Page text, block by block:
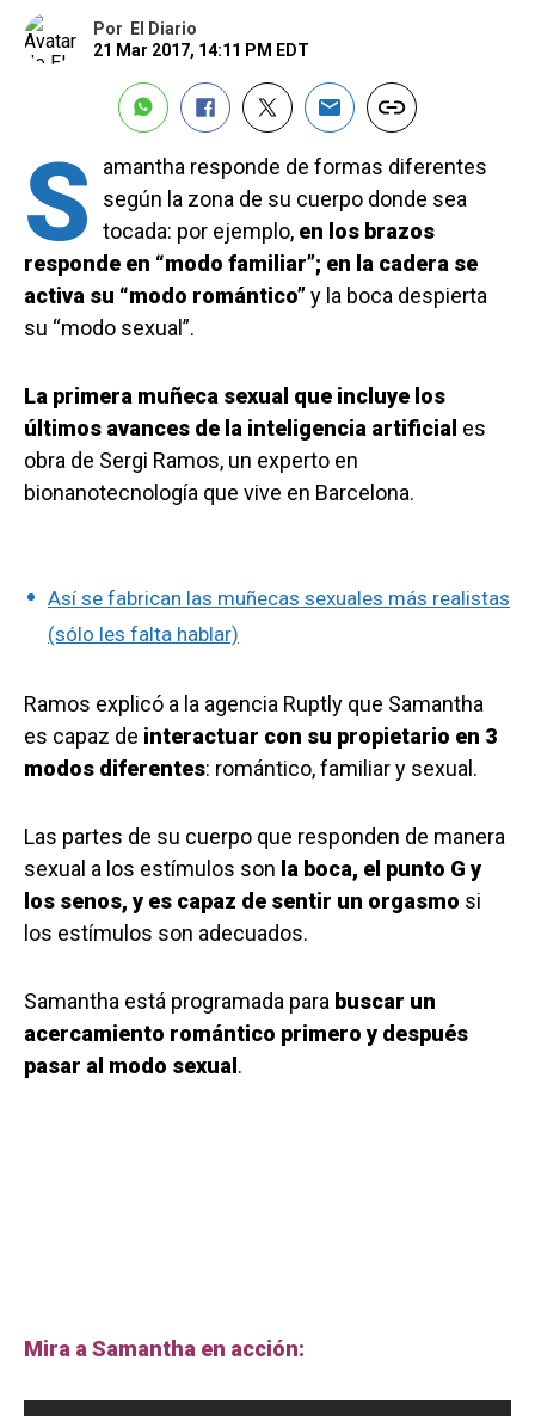
Por
El Diario
21 Mar 2017, 14:11 PM EDT
S
amantha responde de formas diferentes
según la zona de su cuerpo donde sea
tocada: por ejemplo, en los brazos
responde en “modo familiar”; en la cadera se
activa su “modo romántico”y la boca despierta
su “modo sexual”.
La primera muñeca sexual que incluye los
últimos avances de la inteligencia artificial es
obra de Sergi Ramos, un experto en
bionanotecnología que vive en Barcelona.
Así se fabrican las muñecas sexuales más realistas
(sólo les falta hablar)
Ramos explicó a la agencia Ruptly que Samantha
es capaz de interactuar con su propietario en 3
modos diferentes: romántico, familiar y sexual.
Las partes de su cuerpo que responden de manera
sexual a los estímulos son la boca, el punto G y
los senos, y es capaz de sentir un orgasmo si
los estímulos son adecuados.
Samantha está programada para buscar un
acercamiento romántico primero y después
pasar al modo sexual .
Mira a Samantha en acción: